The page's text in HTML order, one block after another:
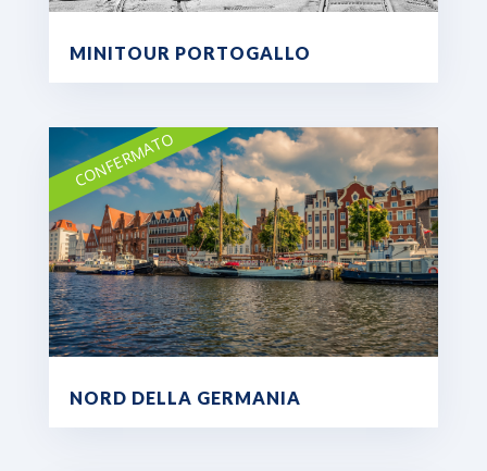
MINITOUR PORTOGALLO
NORD DELLA GERMANIA
CONFERMATO